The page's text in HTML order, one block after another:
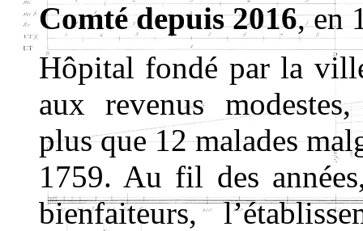
Comté depuis 2016, en
Hôpital fondé par la
aux revenus
plus que 12 malades
1759. Au fil des
bienfaiteurs,